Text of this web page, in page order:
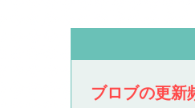
ブロブの更新